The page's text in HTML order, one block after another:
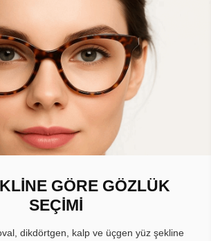
GÖRE GÖZLÜK
SEÇİMİ
dikdörtgen, kalp ve üçgen yüz şekline